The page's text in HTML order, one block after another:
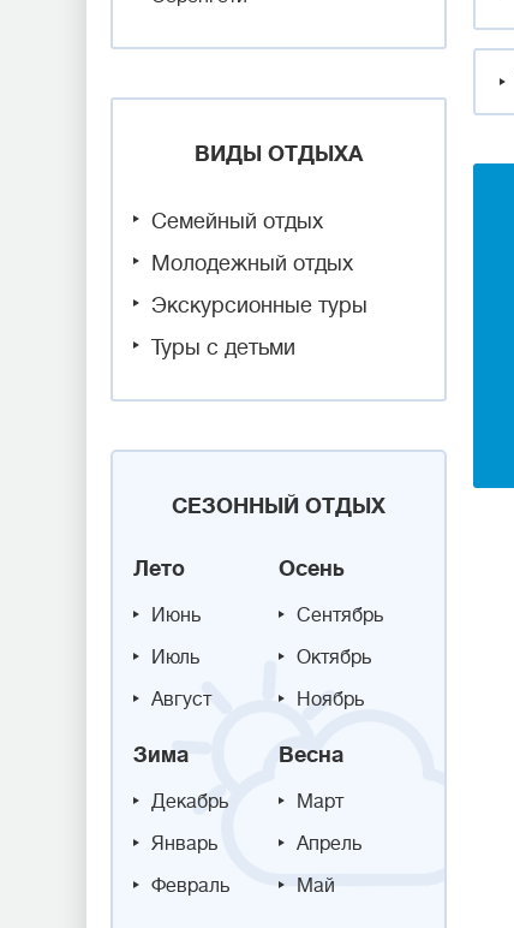
ВИДЫ ОТДЫХА
Семейный отдых
Молодежный отдых
Экскурсионные туры
Туры с детьми
СЕЗОННЫЙ ОТДЫХ
Лето
Июнь
Июль
Август
Осень
Сентябрь
Октябрь
Ноябрь
Зима
Декабрь
Январь
Февраль
Весна
Март
Апрель
Май